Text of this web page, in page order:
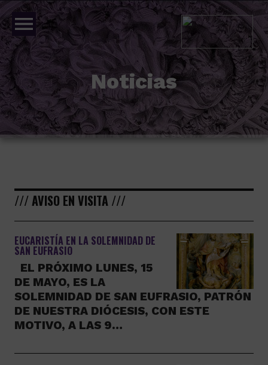
menu
Noticias
/// AVISO EN VISITA ///
EUCARISTÍA EN LA SOLEMNIDAD DE
SAN EUFRASIO
EL PRÓXIMO LUNES, 15
DE MAYO, ES LA
SOLEMNIDAD DE SAN EUFRASIO, PATRÓN
DE NUESTRA DIÓCESIS, CON ESTE
MOTIVO, A LAS 9…